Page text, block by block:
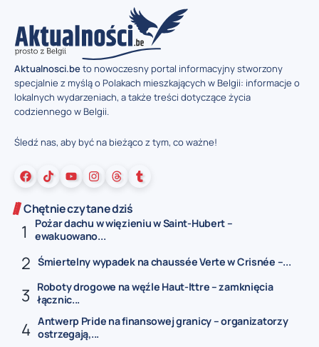
Aktualnosci.beto nowoczesny portal informacyjny stworzony
specjalnie z myślą o Polakach mieszkających w Belgii: informacje o
lokalnych wydarzeniach, a także treści dotyczące życia
codziennego w Belgii.
Śledź nas, aby być na bieżąco z tym, co ważne!
Chętnie czytane dziś
Pożar dachu w więzieniu w Saint-Hubert –
ewakuowano...
Śmiertelny wypadek na chaussée Verte w Crisnée –...
Roboty drogowe na węźle Haut-Ittre – zamknięcia
łącznic...
Antwerp Pride na finansowej granicy – organizatorzy
ostrzegają,...